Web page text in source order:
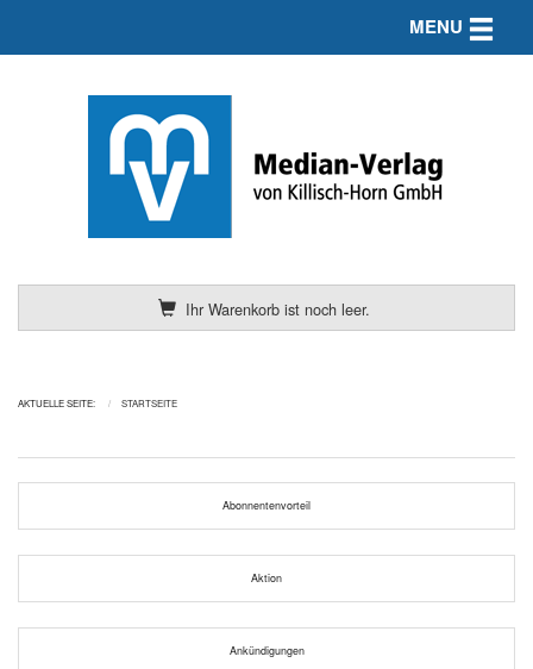
Ihr Warenkorb ist noch leer.
MENU Toggle
AKTUELLE SEITE: STARTSEITE
Abonnentenvorteil
Aktion
Ankündigungen